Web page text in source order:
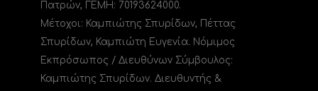
Πατρών, ΓΕΜΗ: 70193624000.
Μέτοχοι: Καμπιώτης Σπυρίδων, Πέττας
Σπυρίδων, Καμπιώτη Ευγενία. Νόμιμος
Εκπρόσωπος / Διευθύνων Σύμβουλος:
Καμπιώτης Σπυρίδων. Διευθυντής &